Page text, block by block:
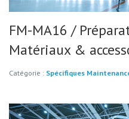
FM-MA16 /
Matériaux &
Catégorie : Spécifiques